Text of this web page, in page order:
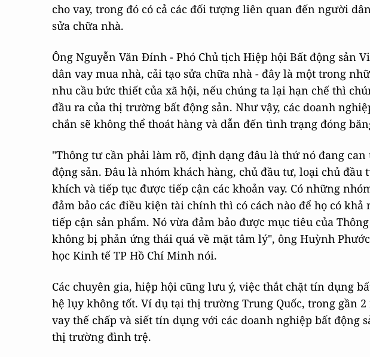
cho vay, trong đó có cả các đối tượng liên quan đến người
sửa chữa nhà.
Ông Nguyễn Văn Đính - Phó Chủ tịch Hiệp hội Bất động sản
dân vay mua nhà, cải tạo sửa chữa nhà - đây là một trong
nhu cầu bức thiết của xã hội, nếu chúng ta lại hạn chế thì
đầu ra của thị trường bất động sản. Như vậy, các doanh
chắn sẽ không thể thoát hàng và dẫn đến tình trạng đóng
"Thông tư cần phải làm rõ, định dạng đâu là thứ nó đang
động sản. Đâu là nhóm khách hàng, chủ đầu tư, loại chủ đầu
khích và tiếp tục được tiếp cận các khoản vay. Có những
đảm bảo các điều kiện tài chính thì có cách nào để họ có
tiếp cận sản phẩm. Nó vừa đảm bảo được mục tiêu của
không bị phản ứng thái quá về mặt tâm lý", ông Huỳnh
học Kinh tế TP Hồ Chí Minh nói.
Các chuyên gia, hiệp hội cũng lưu ý, việc thắt chặt tín dụng
hệ lụy không tốt. Ví dụ tại thị trường Trung Quốc, trong gần
vay thế chấp và siết tín dụng với các doanh nghiệp bất động
thị trường đình trệ.